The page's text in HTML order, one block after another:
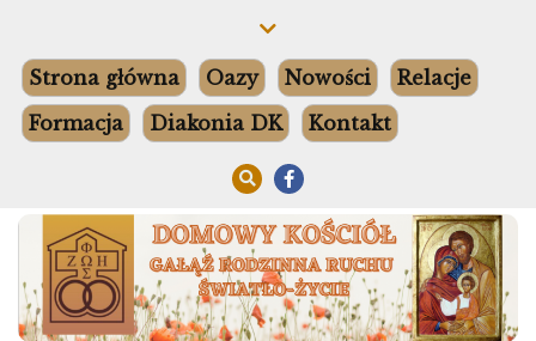
content
Strona główna Oazy Nowości
Relacje
Formacja
Diakonia DK Kontakt